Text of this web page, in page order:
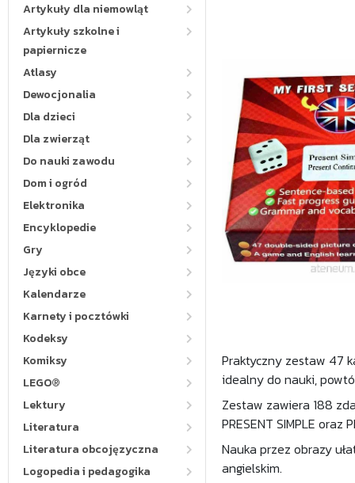
Artykuły dla niemowląt
Artykuły szkolne i
papiernicze
Atlasy
Dewocjonalia
Dla dzieci
Dla zwierząt
Do nauki zawodu
Dom i ogród
Elektronika
Encyklopedie
Gry
Języki obce
Kalendarze
Karnety i pocztówki
Kodeksy
Komiksy
LEGO®
Lektury
Literatura
Literatura obcojęzyczna
Logopedia i pedagogika
Praktyczny zestaw 47
idealny do nauki,
Zestaw zawiera 188
PRESENT SIMPLE oraz
Nauka przez obrazy
angielskim.